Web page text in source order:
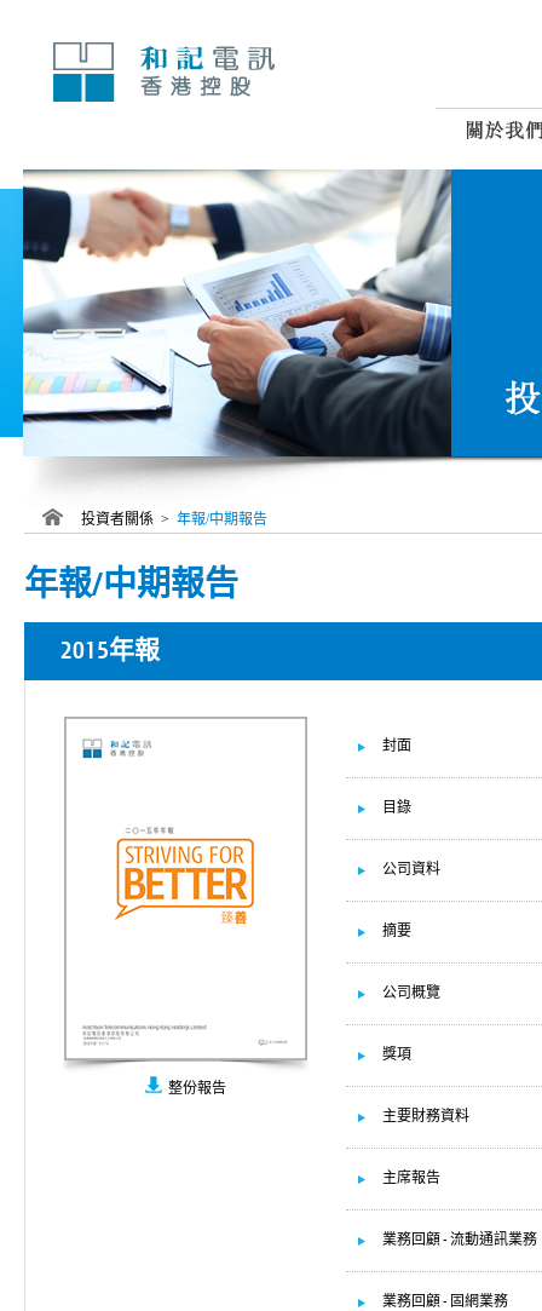
投資者關係 > 年報/中期報告
年報/中期報告
2015年報
整份報告
封面
目錄
公司資料
摘要
公司概覽
獎項
主要財務資料
主席報告
業務回顧 - 流動通訊業務
業務回顧 - 固網業務